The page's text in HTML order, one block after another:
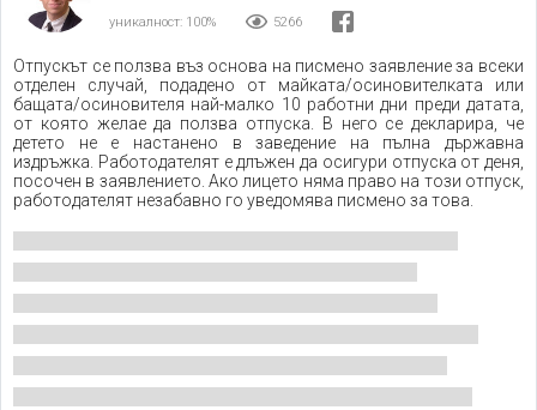
уникалност: 100% 5266
Отпускът се ползва въз основа на писмено заявление за всеки
отделен случай, подадено от майката/осиновителката или
бащата/осиновителя най-малко 10 работни дни преди датата,
от която желае да ползва отпуска. В него се декларира, че
детето не е настанено в заведение на пълна държавна
издръжка. Работодателят е длъжен да осигури отпуска от деня,
посочен в заявлението. Ако лицето няма право на този отпуск,
работодателят незабавно го уведомява писмено за това.